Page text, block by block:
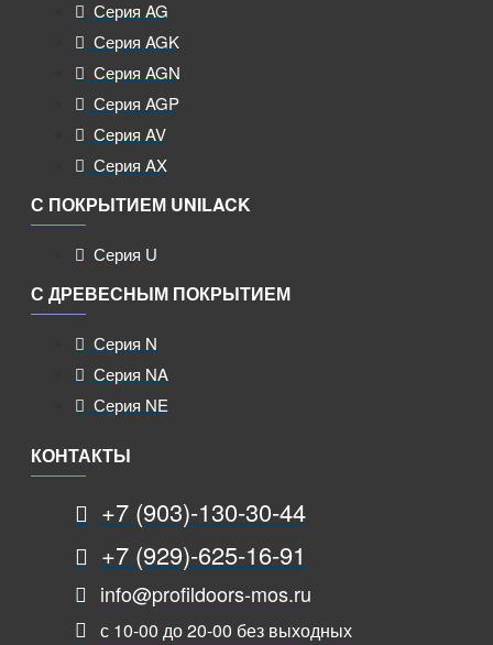
Серия AG
Серия AGK
Серия AGN
Серия AGP
Серия AV
Серия AX
С ПОКРЫТИЕМ UNILACK
Серия U
С ДРЕВЕСНЫМ ПОКРЫТИЕМ
Серия N
Серия NA
Серия NE
КОНТАКТЫ
+7 (903)-130-30-44
+7 (929)-625-16-91
info@profildoors-mos.ru
с 10-00 до 20-00 без выходных